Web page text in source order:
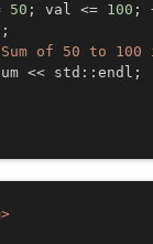
50 ; val <= 100 ;
;
of 50 to
<< std :: endl ;